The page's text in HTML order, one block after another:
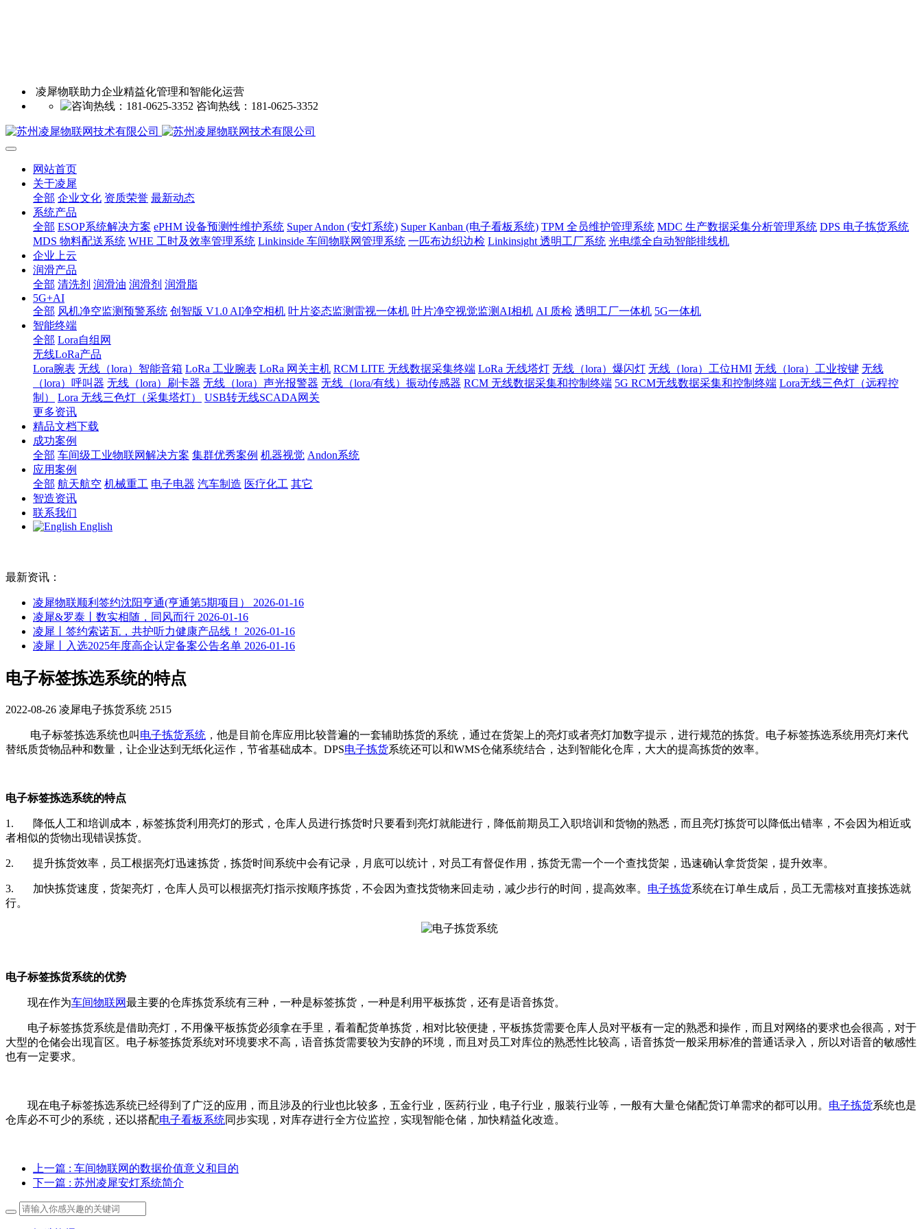
凌犀物联助力企业精益化管理和智能化运营
咨询热线：181-0625-3352
网站首页
关于凌犀
全部 企业文化 资质荣誉 最新动态
系统产品
全部 ESOP系统解决方案 ePHM 设备预测性维护系统 Super Andon (安灯系统) Super Kanban (电子看板系统) TPM 全员维护管理系统 MDC 生产数据采集分析管理系统 DPS 电子拣货系统
MDS 物料配送系统 WHE 工时及效率管理系统 Linkinside 车间物联网管理系统 一匹布边织边检 Linkinsight 透明工厂系统 光电缆全自动智能排线机
企业上云
润滑产品
全部 清洗剂 润滑油 润滑剂 润滑脂
5G+AI
全部 风机净空监测预警系统 创智版 V1.0 AI净空相机 叶片姿态监测雷视一体机 叶片净空视觉监测AI相机 AI 质检 透明工厂一体机 5G一体机
智能终端
全部 Lora自组网
无线LoRa产品
Lora腕表 无线（lora）智能音箱 LoRa 工业腕表 LoRa 网关主机 RCM LITE 无线数据采集终端 LoRa 无线塔灯 无线（lora）爆闪灯 无线（lora）工位HMI 无线（lora）工业按键 无线
（lora）呼叫器 无线（lora）刷卡器 无线（lora）声光报警器 无线（lora/有线）振动传感器 RCM 无线数据采集和控制终端 5G RCM无线数据采集和控制终端 Lora无线三色灯（远程控
制）
Lora 无线三色灯（采集塔灯）
USB转无线SCADA网关
更多资讯
精品文档下载
成功案例
全部 车间级工业物联网解决方案 集群优秀案例 机器视觉 Andon系统
应用案例
全部 航天航空 机械重工 电子电器 汽车制造 医疗化工 其它
智造资讯
联系我们
English
最新资讯：
凌犀物联顺利签约沈阳亨通(亨通第5期项目） 2026-01-16
凌犀&罗泰丨数实相随，同风而行 2026-01-16
凌犀丨签约索诺瓦，共护听力健康产品线！ 2026-01-16
凌犀丨入选2025年度高企认定备案公告名单 2026-01-16
电子标签拣选系统的特点
2022-08-26 凌犀电子拣货系统 2515
电子标签拣选系统也叫 电子拣货系统 ，他是目前仓库应用比较普遍的一套辅助拣货的系统，通过在货架上的亮灯或者亮灯加数字提示，进行规范的拣货。电子标签拣选系统用亮灯来代
替纸质货物品种和数量，让企业达到无纸化运作，节省基础成本。 DPS电子拣货系统还可以和WMS仓储系统结合，达到智能化仓库，大大的提高拣货的效率。
电子标签拣选系统的特点
1. 降低人工和培训成本，标签拣货利用亮灯的形式，仓库人员进行拣货时只要看到亮灯就能进行，降低前期员工入职培训和货物的熟悉，而且亮灯拣货可以降低出错率，不会因为相近或
者相似的货物出现错误拣货。
2. 提升拣货效率，员工根据亮灯迅速拣货，拣货时间系统中会有记录，月底可以统计，对员工有督促作用，拣货无需一个一个查找货架，迅速确认拿货货架，提升效率。
3. 加快拣货速度，货架亮灯，仓库人员可以根据亮灯指示按顺序拣货，不会因为查找货物来回走动，减少步行的时间，提高效率。 电子拣货系统在订单生成后，员工无需核对直接拣选就
行。
电子标签拣货系统的优势
现在作为车间物联网最主要的仓库拣货系统有三种，一种是标签拣货，一种是利用平板拣货，还有是语音拣货。
电子标签拣货系统是借助亮灯，不用像平板拣货必须拿在手里，看着配货单拣货，相对比较便捷，平板拣货需要仓库人员对平板有一定的熟悉和操作，而且对网络的要求也会很高，对于
大型的仓储会出现盲区。电子标签拣货系统对环境要求不高，语音拣货需要较为安静的环境，而且对员工对库位的熟悉性比较高，语音拣货一般采用标准的普通话录入，所以对语音的敏感性
也有一定要求。
现在电子标签拣选系统已经得到了广泛的应用，而且涉及的行业也比较多，五金行业，医药行业，电子行业，服装行业等，一般有大量仓储配货订单需求的都可以用。 电子拣货系统也是
仓库必不可少的系统，还以搭配电子看板系统同步实现，对库存进行全方位监控，实现智能仓储，加快精益化改造。
上一篇 : 车间物联网的数据价值意义和目的
下一篇 : 苏州凌犀安灯系统简介